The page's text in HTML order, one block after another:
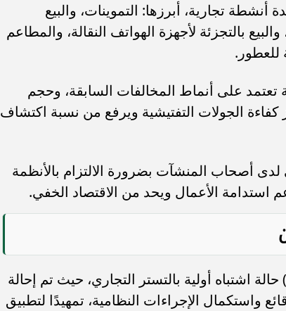
تجارية، أبرزها: التموينات، والبيع
بالتجزئة لأجهزة الهواتف النقالة، والمطاعم
للعطور.
تعتمد على أنماط المخالفات السابقة، وحجم
كفاءة الجولات التفتيشية ويرفع من نسبة اكتشاف
أصحاب المنشآت بضرورة الالتزام بالأنظمة
استدامة الأعمال ويحد من الاقتصاد الخفي.
وخلال تنفيذ الزيارات التفتيشية، جرى ضبط (82) حالة اشتباه أولية بالتستر التجاري، حيث تم إحالة
واستكمال الإجراءات النظامية، تمهيدًا لتطبيق